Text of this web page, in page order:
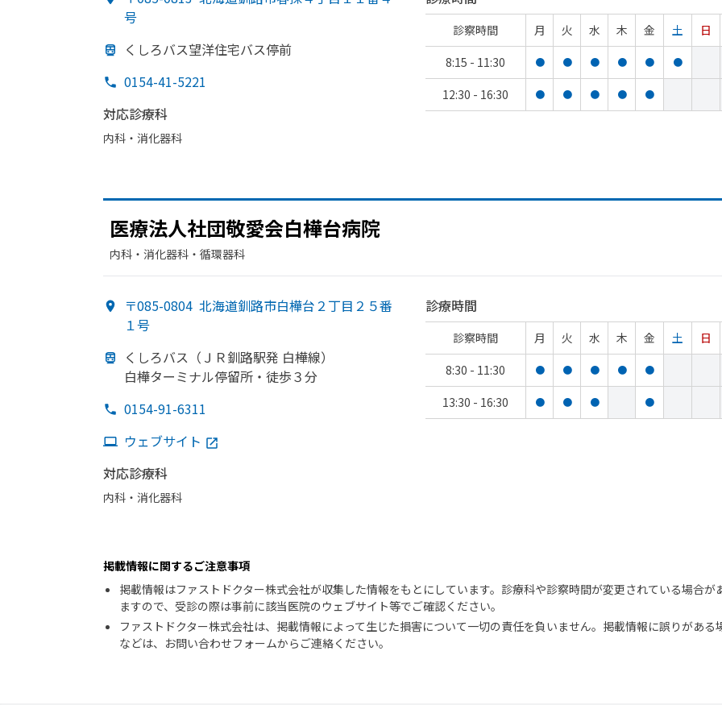
号
くしろバス望洋住宅バス停前
0154-41-5221
対応診療科
内科・​消化器科
診察時間 月 火 水 木 金 土
日
8:15 - 11:30
● ● ● ● ● ●
12:30 - 16:30 ● ● ● ● ●
医療法人社団敬愛会白樺台病院
内科・​消化器科・​循環器科
〒085-0804 北海道釧路市白樺台２丁目２５番
１号
くしろバス （ＪＲ釧路駅発 白樺線）
白樺ターミナル停留所・徒歩３分
0154-91-6311
ウェブサイト
対応診療科
内科・​消化器科
診療時間
診察時間 月 火 水 木 金 土
日
8:30 - 11:30
● ● ● ● ●
13:30 - 16:30 ● ● ● ●
掲載情報に関するご注意事項
掲載情報はファストドクター株式会社が収集した情報をもとにしています。診療科や診察時間が変更されている場合が
ますので、受診の際は事前に該当医院のウェブサイト等でご確認ください。
ファストドクター株式会社は、掲載情報によって生じた損害について一切の責任を負いません。掲載情報に誤りがある
などは、お問い合わせフォームからご連絡ください。